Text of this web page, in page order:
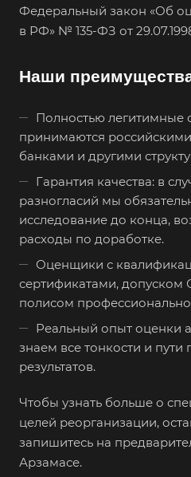
Федеральный закон «Об
в РФ» № 135-ФЗ от
Наши
Полностью легитимные
принимаются
банками и другими
Гарантия качества: в
разногласий мы
исследование до конца,
расходы по доработке.
Оценщики с
сертификатами, допуском
полисом
Реальный опыт оценки
знаем все тонкости и
результатов.
Чтобы узнать больше о
целей реорганизации,
запишитесь на
Арзамасе.
Борисоглебск
Братск
Брянск
Бугульма
Бузулук
Буй
Буйнакск
Бутурлиновка
Валдай
Валуйки
Великие Луки
Великий Новгород
Великий Устюг
Вельск
Верещагино